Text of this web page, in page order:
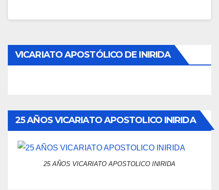
VICARIATO APOSTÓLICO DE INIRIDA
25 AÑOS VICARIATO APOSTOLICO INIRIDA
25 AÑOS VICARIATO APOSTOLICO INIRIDA